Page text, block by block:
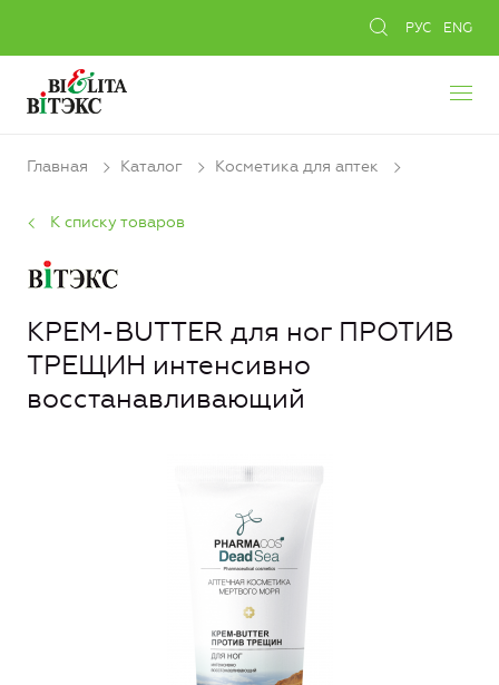
РУС ENG
Главная Каталог Косметика для аптек
К списку товаров
КРЕМ-BUTTER для ног ПРОТИВ
ТРЕЩИН интенсивно
восстанавливающий